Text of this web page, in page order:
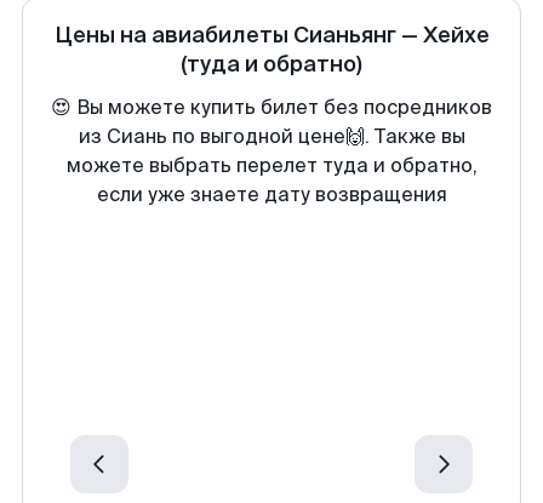
Цены на авиабилеты Сианьянг— Хейхе
(туда и обратно)
😍 Вы можете купить билет без посредников
из Сиань по выгодной цене🙌. Также вы
можете выбрать перелет туда и обратно,
если уже знаете дату возвращения